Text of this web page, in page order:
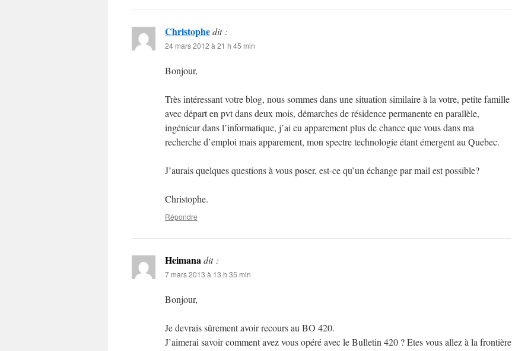
Christophedit :
24 mars 2012 à 21 h 45 min
Bonjour,
Très intéressant votre blog, nous sommes dans une situation similaire à la votre, petite famille
avec départ en pvt dans deux mois, démarches de résidence permanente en parallèle,
ingénieur dans l’informatique, j’ai eu apparement plus de chance que vous dans ma
recherche d’emploi mais apparement, mon spectre technologie étant émergent au Quebec.
J’aurais quelques questions à vous poser, est-ce qu’un échange par mail est possible?
Christophe.
Répondre
Heimanadit :
7 mars 2013 à 13 h 35 min
Bonjour,
Je devrais sûrement avoir recours au BO 420.
J’aimerai savoir comment avez vous opéré avec le Bulletin 420 ? Etes vous allez à la frontière